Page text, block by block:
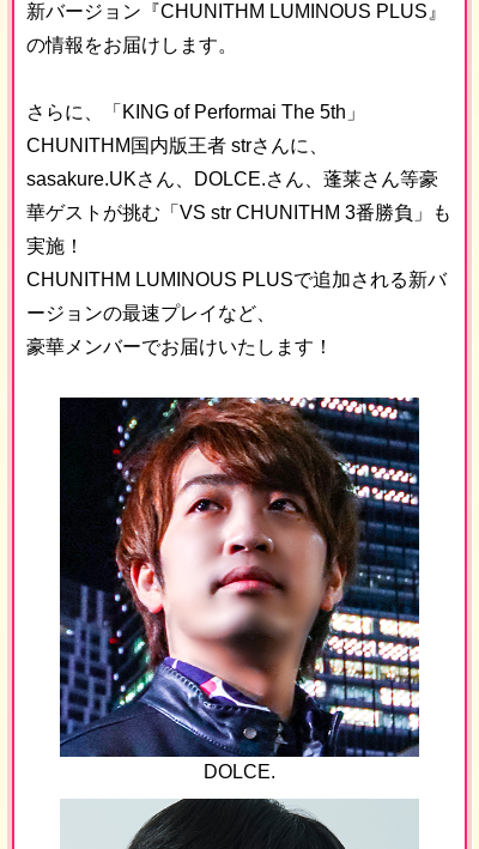
新バージョン『CHUNITHM LUMINOUS PLUS』
の情報をお届けします。
さらに、「KING of Performai The 5th」
CHUNITHM国内版王者 strさんに、
sasakure.UKさん、DOLCE.さん、蓬莱さん等豪
華ゲストが挑む「VS str CHUNITHM 3番勝負」も
実施！
CHUNITHM LUMINOUS PLUSで追加される新バ
ージョンの最速プレイなど、
豪華メンバーでお届けいたします！
DOLCE.